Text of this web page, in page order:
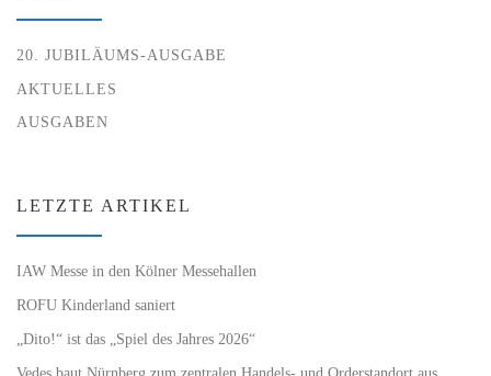
20. JUBILÄUMS-AUSGABE
AKTUELLES
AUSGABEN
LETZTE ARTIKEL
IAW Messe in den Kölner Messehallen
ROFU Kinderland saniert
„Dito!“ ist das „Spiel des Jahres 2026“
Vedes baut Nürnberg zum zentralen Handels- und Orderstandort aus